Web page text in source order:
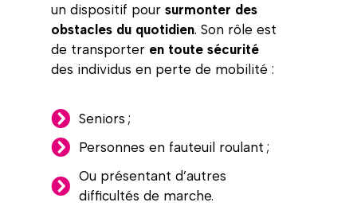
un dispositif pour surmonter des
obstacles du quotidien. Son rôle est
de transporter en toute sécurité
des individus en perte de mobilité :
Seniors ;
Personnes en fauteuil roulant ;
Ou présentant d’autres
difficultés de marche.